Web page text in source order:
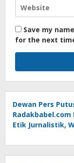
Save my
for the next
Dewan Pers
Radakbabel.com
Etik Jurnalistik,